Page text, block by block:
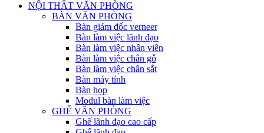
NỘI THẤT VĂN PHÒNG
BÀN VĂN PHÒNG
Bàn giám đốc verneer
Bàn làm việc lãnh đạo
Bàn làm việc nhân viên
Bàn làm việc chân gỗ
Bàn làm việc chân sắt
Bàn máy tính
Bàn họp
Modul bàn làm việc
GHẾ VĂN PHÒNG
Ghế lãnh đạo cao cấp